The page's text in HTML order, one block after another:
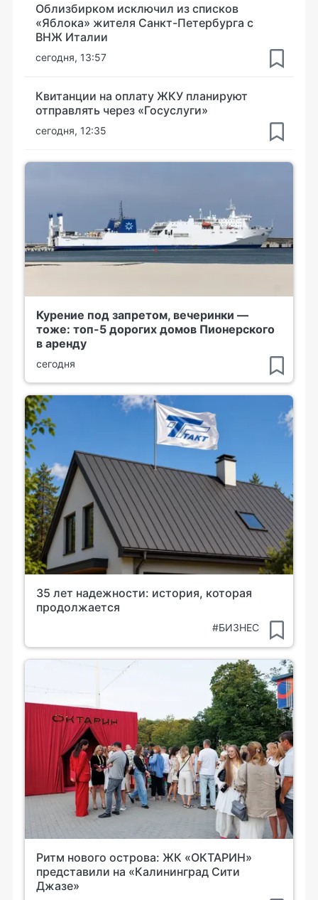
Облизбирком исключил из списков
«Яблока» жителя Санкт-Петербурга с
ВНЖ Италии
сегодня, 13:57
Квитанции на оплату ЖКУ планируют
отправлять через «Госуслуги»
сегодня, 12:35
Курение под запретом, вечеринки —
тоже: топ-5 дорогих домов Пионерского
в аренду
сегодня
35 лет надежности: история, которая
продолжается
#БИЗНЕС
Ритм нового острова: ЖК «ОКТАРИН»
представили на «Калининград Сити
Джазе»